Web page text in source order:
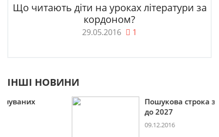
Що читають діти на уроках літератури за
кордоном?
29.05.2016 1
ІНШІ НОВИНИ
Пошукова строка зникне